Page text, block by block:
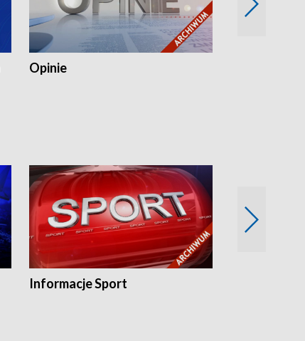
Opinie
Informacje Sport